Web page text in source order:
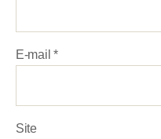
E-mail*
Site